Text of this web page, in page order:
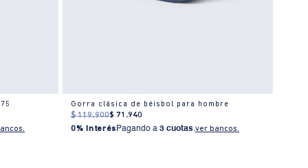
Gorra clásica de béisbol para hombre
$ 119.900$ 71 .940
0% InterésPagando a3 cuotas.ver bancos.